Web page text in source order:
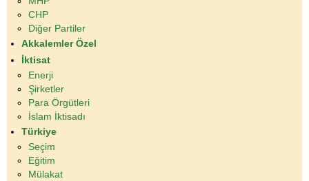
CHP
Diğer Partiler
Akkalemler Özel
İktisat
Enerji
Şirketler
Para Örgütleri
İslam İktisadı
Türkiye
Seçim
Eğitim
Mülakat